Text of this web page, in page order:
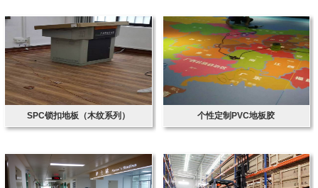
SPC锁扣地板（木纹系列） 个性定制PVC地板胶